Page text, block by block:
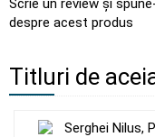
Scrie un review și
despre acest produs
Titluri de